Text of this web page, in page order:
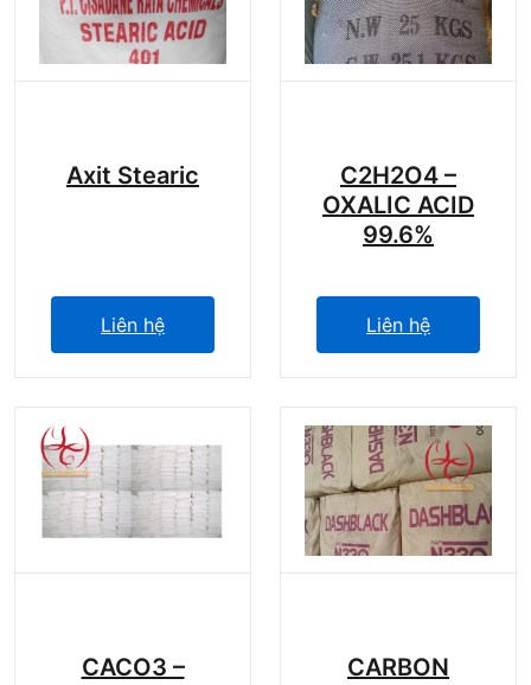
Axit Stearic
Liên hệ
C2H2O4 –
OXALIC ACID
99.6%
Liên hệ
CACO3 –
CARBON